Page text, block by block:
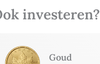
investeren?
Goud